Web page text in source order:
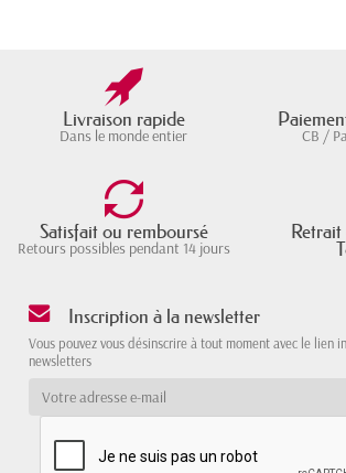
Livraison rapide
Dans le monde entier CB /
Satisfait ou remboursé
Retours possibles pendant 14 jours
Inscription à la newsletter
Vous pouvez vous désinscrire à tout moment avec le lien
newsletters